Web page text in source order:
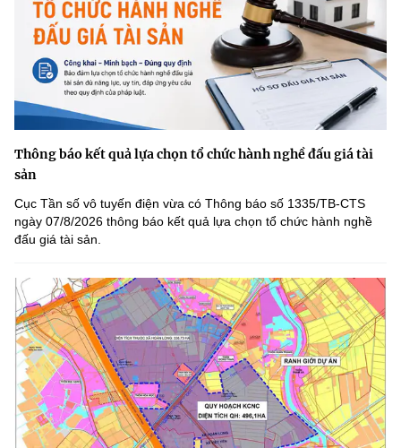
Thông báo kết quả lựa chọn tổ chức hành nghề đấu giá tài
sản
Cục Tần số vô tuyến điện vừa có Thông báo số 1335/TB-CTS
ngày 07/8/2026 thông báo kết quả lựa chọn tổ chức hành nghề
đấu giá tài sản.